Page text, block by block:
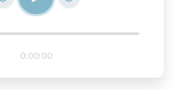
0:00:00